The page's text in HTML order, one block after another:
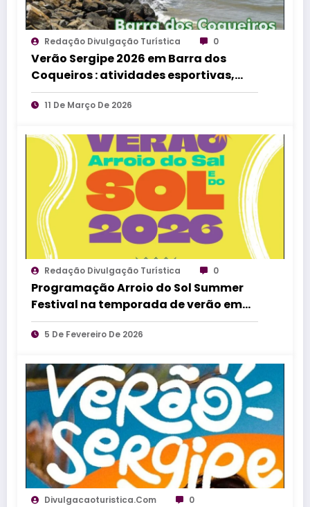
Redação Divulgação Turística 0
Verão Sergipe 2026 em Barra dos
Coqueiros : atividades esportivas,
culturais e de lazer de 13 a 15 de março
11 De Março De 2026
Redação Divulgação Turística 0
Programação Arroio do Sol Summer
Festival na temporada de verão em
Arroio do Sal no litoral norte gaúcho
5 De Fevereiro De 2026
Divulgacaoturistica.com 0